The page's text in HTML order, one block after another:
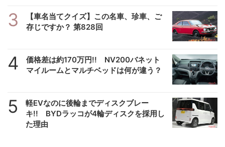
3
【車名当てクイズ】この名車、珍車、ご
存じですか？ 第828回
4
価格差は約170万円!! NV200バネット
マイルームとマルチベッドは何が違う？
5
軽EVなのに後輪までディスクブレー
キ!! BYDラッコが4輪ディスクを採用し
た理由